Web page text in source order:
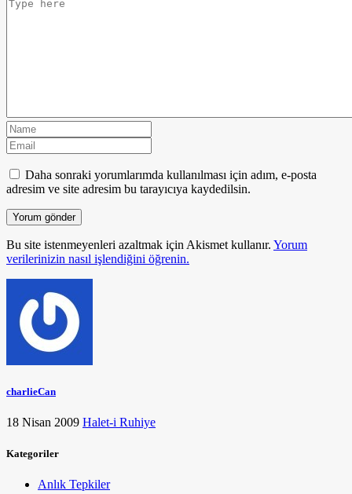
Daha sonraki yorumlarımda kullanılması için adım, e-posta
adresim ve site adresim bu tarayıcıya kaydedilsin.
Bu site istenmeyenleri azaltmak için Akismet kullanır. Yorum
verilerinizin nasıl işlendiğini öğrenin.
charlieCan
18 Nisan 2009 Halet-i Ruhiye
Kategoriler
Anlık Tepkiler